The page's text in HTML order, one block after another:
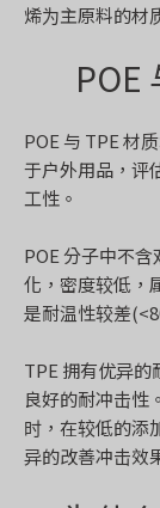
烯为主原料的材
POE
POE 与 TPE 材
于户外用品，评
工性。
POE 分子中不
化，密度较低，
是耐温性较差
TPE 拥有优异
良好的耐冲击性
时，在较低的添
异的改善冲击效